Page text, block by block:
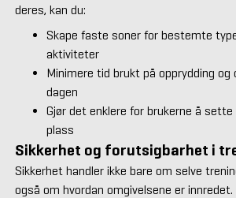
deres, kan du:
Skape faste soner for bestemte
aktiviteter
Minimere tid brukt på opprydding og
dagen
Gjør det enklere for brukerne å
plass
Sikkerhet og forutsigbarhet i
Sikkerhet handler ikke bare om selve
også om hvordan omgivelsene er